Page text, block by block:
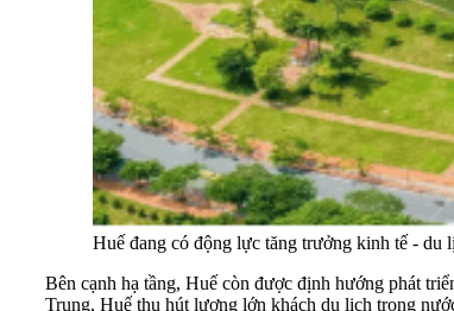
Huế đang có động lực tăng trưởng kinh tế - du
Bên cạnh hạ tầng, Huế còn được định hướng phát
Trung, Huế thu hút lượng lớn khách du lịch trong